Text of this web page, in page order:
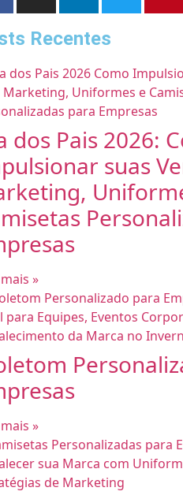
Recentes
dos Pais 2026:
suas
»
»